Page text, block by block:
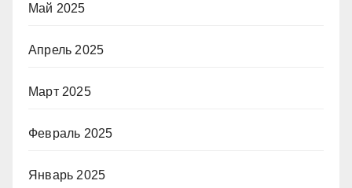
Май 2025
Апрель 2025
Март 2025
Февраль 2025
Январь 2025